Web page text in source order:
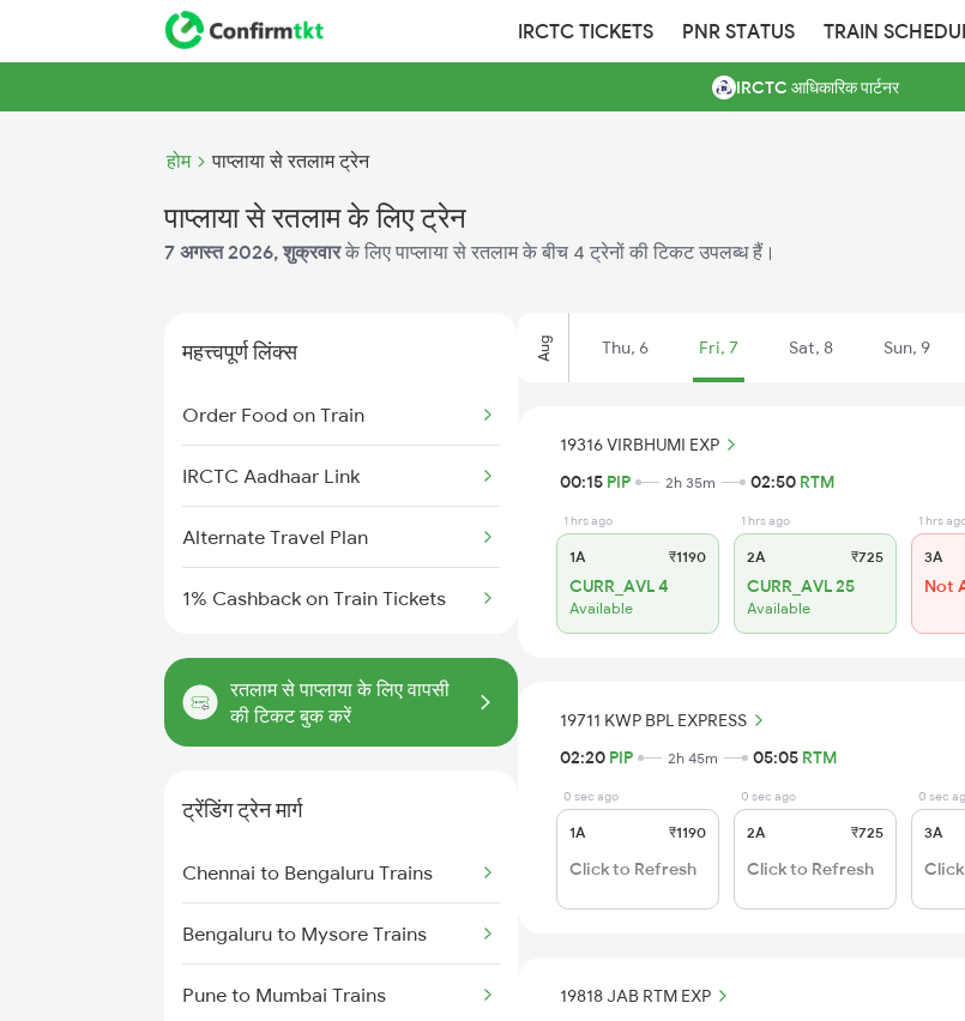
IRCTC TICKETS PNR STATUS TRAIN
IRCTC आधिकारिक पार्टनर
होम पाप्लाया से रतलाम ट्रेन
पाप्लाया से रतलाम के लिए ट्रेन
7 अगस्त 2026, शुक्रवारके लिए पाप्लाया से रतलाम के बीच 4 ट्रेनों की टिकट उपलब्ध हैं।
महत्त्वपूर्ण लिंक्स
Order Food on Train
IRCTC Aadhaar Link
Alternate Travel Plan
1% Cashback on Train Tickets
रतलाम से पाप्लाया के लिए वापसी
की टिकट बुक करें
ट्रेंडिंग ट्रेन मार्ग
Chennai to Bengaluru Trains
Bengaluru to Mysore Trains
Pune to Mumbai Trains
Aug Thu, 6 Fri, 7 Sat, 8 Sun, 9
19316 VIRBHUMI EXP
00:15 PIP 2h 35m 02:50 RTM
1 hrs ago
1A ₹1190
CURR_AVL 4
Available
1 hrs ago
2A ₹725
CURR_AVL 25
Available
1 hrs
3A
Not
19711 KWP BPL EXPRESS
02:20 PIP 2h 45m 05:05 RTM
0 sec ago
1A ₹1190
Click to Refresh
0 sec ago
2A ₹725
Click to Refresh
0 sec
3A
19818 JAB RTM EXP